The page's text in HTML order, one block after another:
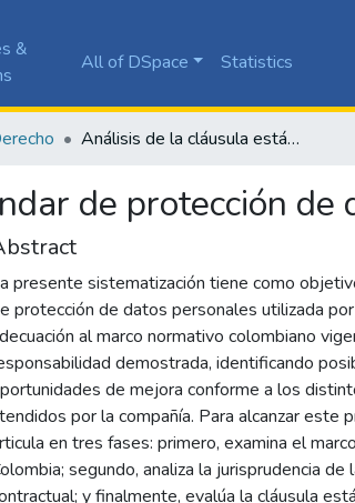
&
All of DSpace Statistics
Análisis de la cláusula estándar de protección de datos personales
de protección de
presente sistematización tiene como
protección de datos personales utilizada
al marco normativo colombiano
demostrada, identificando
de mejora conforme a los
por la compañía. Para alcanzar este
en tres fases: primero, examina el
segundo, analiza la jurisprudencia de
y finalmente, evalúa la cláusula